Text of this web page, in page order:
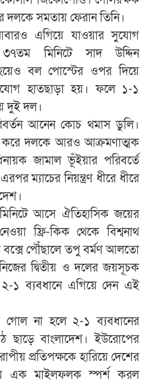
দলকে সমতায় ফেরান তিনি।
এগিয়ে যাওয়ার সুযোগ
৩৭তম মিনিটে সাদ উদ্দিন
বল পোস্টের ওপর দিয়ে
হাতছাড়া হয়। ফলে ১-১
দুই দল।
আনেন কোচ থমাস ডুলি।
করে দলকে আরও আক্রমণাত্মক
জামাল ভূঁইয়ার পরিবর্তে
ম্যাচের নিয়ন্ত্রণ ধীরে ধীরে
আসে ঐতিহাসিক জয়ের
ফ্রি-কিক থেকে বিশ্বনাথ
বক্সে পৌঁছালে তপু বর্মণ আলতো
দ্বিতীয় ও দলের জয়সূচক
১ ব্যবধানে এগিয়ে দেন এই
না হলে ২-১ ব্যবধানের
ছাড়ে বাংলাদেশ। ইউরোপের
প্রতিপক্ষকে হারিয়ে দেশের
এক মাইলফলক স্পর্শ করল